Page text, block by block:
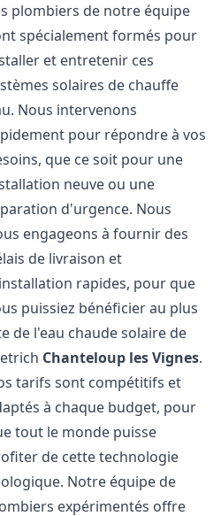
plombiers de notre équipe
spécialement formés pour
et entretenir ces
solaires de chauffe
Nous intervenons
pour répondre à vos
que ce soit pour une
neuve ou une
d'urgence. Nous
engageons à fournir des
de livraison et
rapides, pour que
puissiez bénéficier au plus
de l'eau chaude solaire de
Chanteloup les Vignes.
tarifs sont compétitifs et
à chaque budget, pour
tout le monde puisse
de cette technologie
Notre équipe de
expérimentés offre